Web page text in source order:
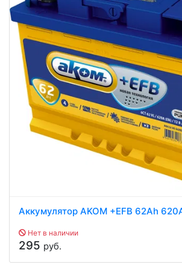
Аккумулятор AKOM +EFB 62Ah
Нет в наличии
295 руб.